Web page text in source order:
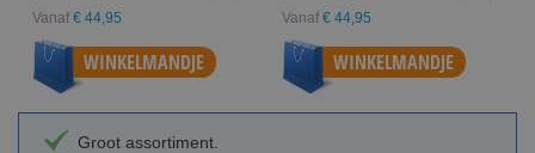
Vanaf € 44,95
WINKELMANDJE
Vanaf € 44,95
WINKELMANDJE
Groot assortiment.